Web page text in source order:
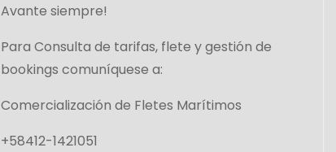
Avante siempre!
Para Consulta de tarifas, flete y gestión de
bookings comuníquese a:
Comercialización de Fletes Marítimos
+58412-1421051